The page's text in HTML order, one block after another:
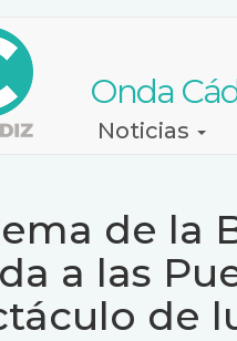
Onda
Noticias
de la
a las
de